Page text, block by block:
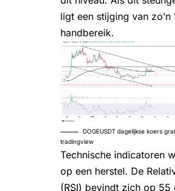
ligt een stijging van zo’n
handbereik.
DOGEUSDT dagelijkse koers
tradingview
Technische indicatoren
op een herstel. De
(RSI) bevindt zich op 55